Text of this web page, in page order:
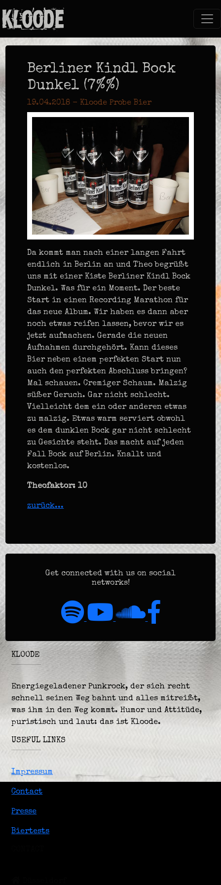
Berliner Kindl Bock
Dunkel (7%%)
19.04.2018 - Kloode Probe Bier
Da kommt man nach einer langen Fahrt
endlich in Berlin an und Theo begrüßt
uns mit einer Kiste Berliner Kindl Bock
Dunkel. Was für ein Moment. Der beste
Start in einen Recording Marathon für
das neue Album. Wir haben es dann aber
noch etwas reifen lassen, bevor wir es
jetzt aufmachen. Gerade die neuen
Aufnahmen durchgehört. Kann dieses
Bier neben einem perfekten Start nun
auch den perfekten Abschluss bringen?
Mal schauen. Cremiger Schaum. Malzig
süßer Geruch. Gar nicht schlecht.
Vielleicht dem ein oder anderen etwas
zu malzig. Etwas warm serviert obwohl
es dem dunklen Bock gar nicht schlecht
zu Gesichte steht. Das macht auf jeden
Fall Bock auf Berlin. Knallt und
kostenlos.
Theofaktor: 10
zurück...
Get connected with us on social
networks!
KLOODE
Energiegeladener Punkrock, der sich recht
schnell seinen Weg bahnt und alles mitreißt,
was ihm in den Weg kommt. Humor und Attitüde,
puristisch und laut: das ist Kloode.
USEFUL LINKS
Impressum
Contact
Presse
Biertests